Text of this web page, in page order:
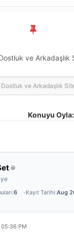
ve Arkadaşlık
Aramıza katılmak
ve Arkadaşlık
Konuyu Oyla:
6 Kayıt Tarihi:Aug
PM